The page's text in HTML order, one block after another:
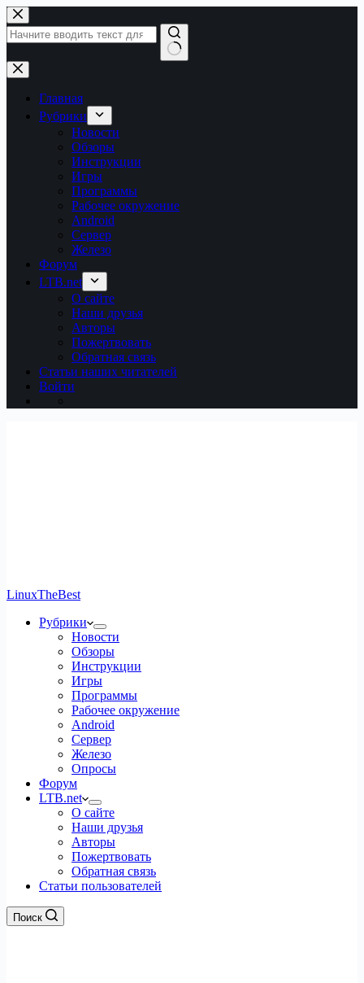
Перейти
к
сути
Ничего
не
найденоГлавная
Рубрики
Новости
Обзоры
Инструкции
Игры
Программы
Рабочее окружение
Android
Сервер
Железо
Форум
LTB.net
О сайте
Наши друзья
Авторы
Пожертвовать
Обратная связь
Статьи наших читателей
Войти
LinuxTheBest
Рубрики
Новости
Обзоры
Инструкции
Игры
Программы
Рабочее окружение
Android
Сервер
Железо
Опросы
Форум
LTB.net
О сайте
Наши друзья
Авторы
Пожертвовать
Обратная связь
Статьи пользователей
Поиск